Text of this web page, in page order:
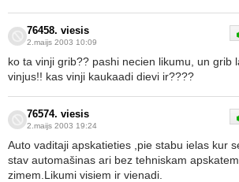
76458. viesis
2.maijs 2003 10:09
ko ta vinji grib?? pashi necien likumu, un grib
vinjus!! kas vinji kaukaadi dievi ir????
76574. viesis
2.maijs 2003 19:24
Auto vaditaji apskatieties ,pie stabu ielas kur
stav automašinas ari bez tehniskam
zimem.Likumi visiem ir vienadi.